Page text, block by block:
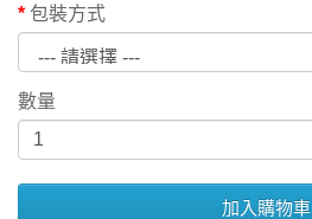
包裝方式
數量
加入購物車